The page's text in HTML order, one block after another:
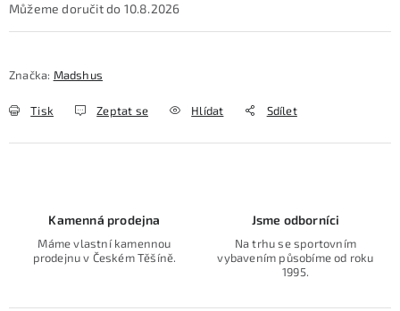
10.8.2026
Značka: Madshus
Tisk Zeptat se Hlídat Sdílet
Kamenná prodejna
Máme vlastní kamennou
prodejnu v Českém Těšíně.
Jsme odborníci
Na trhu se sportovním
vybavením působíme od roku
1995.